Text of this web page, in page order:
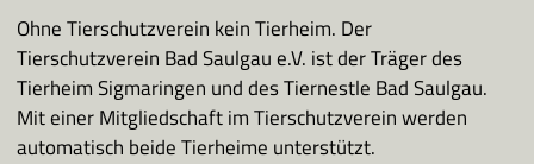
Ein Tier kommt ins Haus
Aktuelles
Ohne Tierschutzverein kein Tierheim. Der
Tierschutzverein Bad Saulgau e.V. ist der Träger des
Tierheim Sigmaringen und des Tiernestle Bad Saulgau.
Mit einer Mitgliedschaft im Tierschutzverein werden
automatisch beide Tierheime unterstützt.